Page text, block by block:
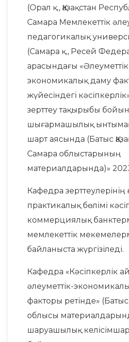
(Орал қ., Қазақстан
Самара Мемлекеттік
педагогикалық
(Самара қ., Ресей
арасындағы
экономикалық даму
жүйесіндегі
зерттеу тақырыбы
шығармашылық
шарт аясында (Батыс
Самара облыстарының
материалдарында)»
Кафедра
практикалық бөлімі
коммерциялық
мемлекеттік
байланыста жүргізіледі.
Кафедра «Кәсіпкерлік
әлеуметтік-
факторы ретінде» (Батыс
облысы
шаруашылық